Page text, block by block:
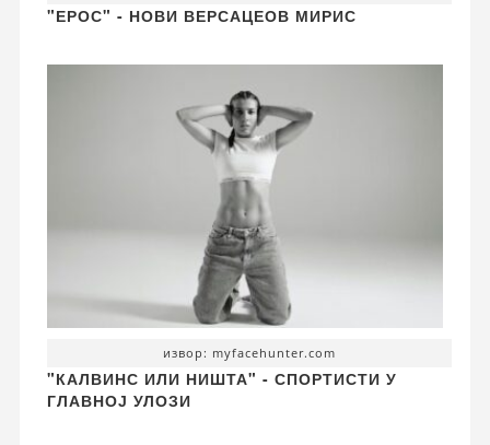
"ЕРОС" - НОВИ ВЕРСАЦЕОВ МИРИС
извор: myfacehunter.com
"КАЛВИНС ИЛИ НИШТА" - СПОРТИСТИ У
ГЛАВНОЈ УЛОЗИ